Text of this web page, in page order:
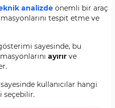
analizde önemli bir araç
tespit etme ve
sayesinde, bu
ayırır ve
kullanıcılar hangi
seçebilir.